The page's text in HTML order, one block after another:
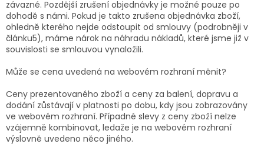
závazné. Pozdější zrušení objednávky je možné pouze po
dohodě s námi. Pokud je takto zrušena objednávka zboží,
ohledně kterého nejde odstoupit od smlouvy (podrobněji v
článku5), máme nárok na náhradu nákladů, které jsme již v
souvislosti se smlouvou vynaložili.
Může se cena uvedená na webovém rozhraní měnit?
Ceny prezentovaného zboží a ceny za balení, dopravu a
dodání zůstávají v platnosti po dobu, kdy jsou zobrazovány
ve webovém rozhraní. Případné slevy z ceny zboží nelze
vzájemně kombinovat, ledaže je na webovém rozhraní
výslovně uvedeno něco jiného.